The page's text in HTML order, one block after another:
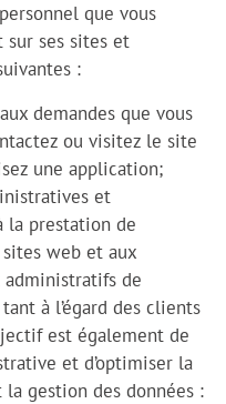
que vous
sur ses sites et
:
demandes que vous
ou visitez le site
une application;
et
la prestation de
web et aux
de
à l’égard des clients
est également de
et d’optimiser la
gestion des données :